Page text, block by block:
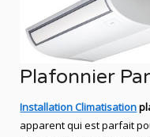
Plafonnier
Installation Climatisation
apparent qui est parfait